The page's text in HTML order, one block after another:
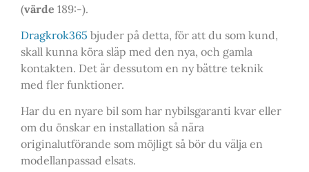
(värde 189:-).
Dragkrok365 bjuder på detta, för att du som kund,
skall kunna köra släp med den nya, och gamla
kontakten. Det är dessutom en ny bättre teknik
med fler funktioner.
Har du en nyare bil som har nybilsgaranti kvar eller
om du önskar en installation så nära
originalutförande som möjligt så bör du välja en
modellanpassad elsats.